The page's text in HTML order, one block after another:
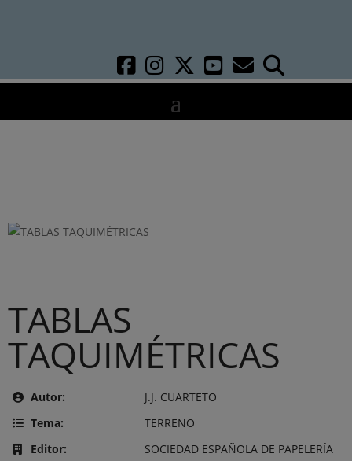
TABLAS
TAQUIMÉTRICAS
Autor:
J.J. CUARTETO
Tema:
TERRENO
Editor:
SOCIEDAD ESPAÑOLA DE PAPELERÍA